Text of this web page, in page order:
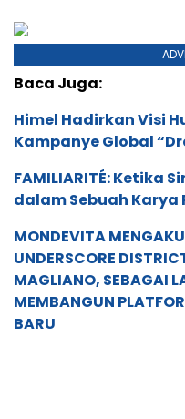
Baca Juga:
Himel Hadirkan Visi
Kampanye Global
FAMILIARITÉ: Ketika
dalam Sebuah Karya
MONDEVITA
UNDERSCORE
MAGLIANO, SEBAGAI
MEMBANGUN
BARU